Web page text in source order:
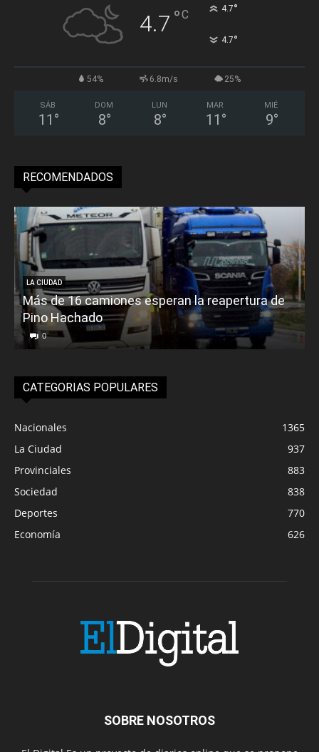
4.7 °C 4.7°
4.7°
54% 6.8m/s 25%
SÁB
11 °
DOM
8°
LUN
8°
MAR
11 °
MIÉ
9°
RECOMENDADOS
LA CIUDAD
Más de 16 camiones esperan la reapertura de
Pino Hachado
0
CATEGORIAS POPULARES
Nacionales
1365
La Ciudad
937
Provinciales
883
Sociedad
838
Deportes
770
Economía
626
SOBRE NOSOTROS